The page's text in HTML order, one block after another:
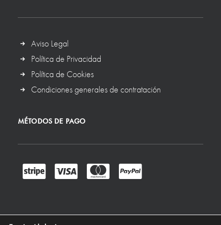
Aviso Legal
Política de Privacidad
Política de Cookies
Condiciones generales de contratación
MÉTODOS DE PAGO